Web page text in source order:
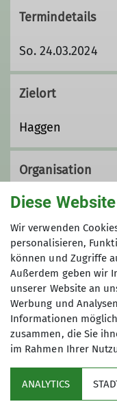
Termindetails
So. 24.03.2024
Zielort
Haggen
Organisation
Christoph
08106
Partner
Diese
Wir verwenden
personalisieren,
können und Zugriffe
Außerdem geben wir
unserer Website an
Werbung und
Informationen
zusammen, die Sie
im Rahmen Ihrer
ANALYTICS